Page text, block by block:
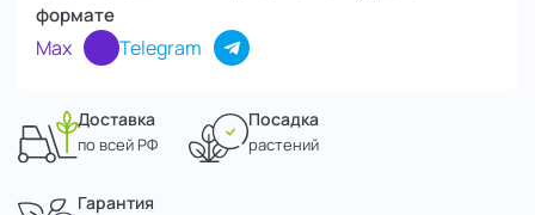
формате
Max Telegram
Доставка
по всей РФ
Посадка
растений
Гарантия